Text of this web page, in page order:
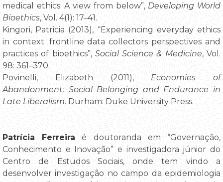
medical ethics: A view from below”, Developing World
Bioethics, Vol. 4(1): 17–41.
Kingori, Patricia (2013), “Experiencing everyday ethics
in context: frontline data collectors perspectives and
practices of bioethics”, Social Science & Medicine, Vol.
98: 361–370.
Povinelli, Elizabeth (2011), Economies of
Abandonment: Social Belonging and Endurance in
Late Liberalism. Durham: Duke University Press.
Patrícia Ferreira é doutoranda em “Governação,
Conhecimento e Inovação” e investigadora júnior do
Centro de Estudos Sociais, onde tem vindo a
desenvolver investigação no campo da epidemiologia